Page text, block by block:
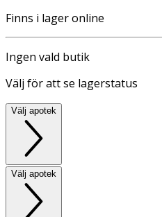
Finns i lager online
Ingen vald butik
Välj för att se lagerstatus
Välj apotek
Välj apotek